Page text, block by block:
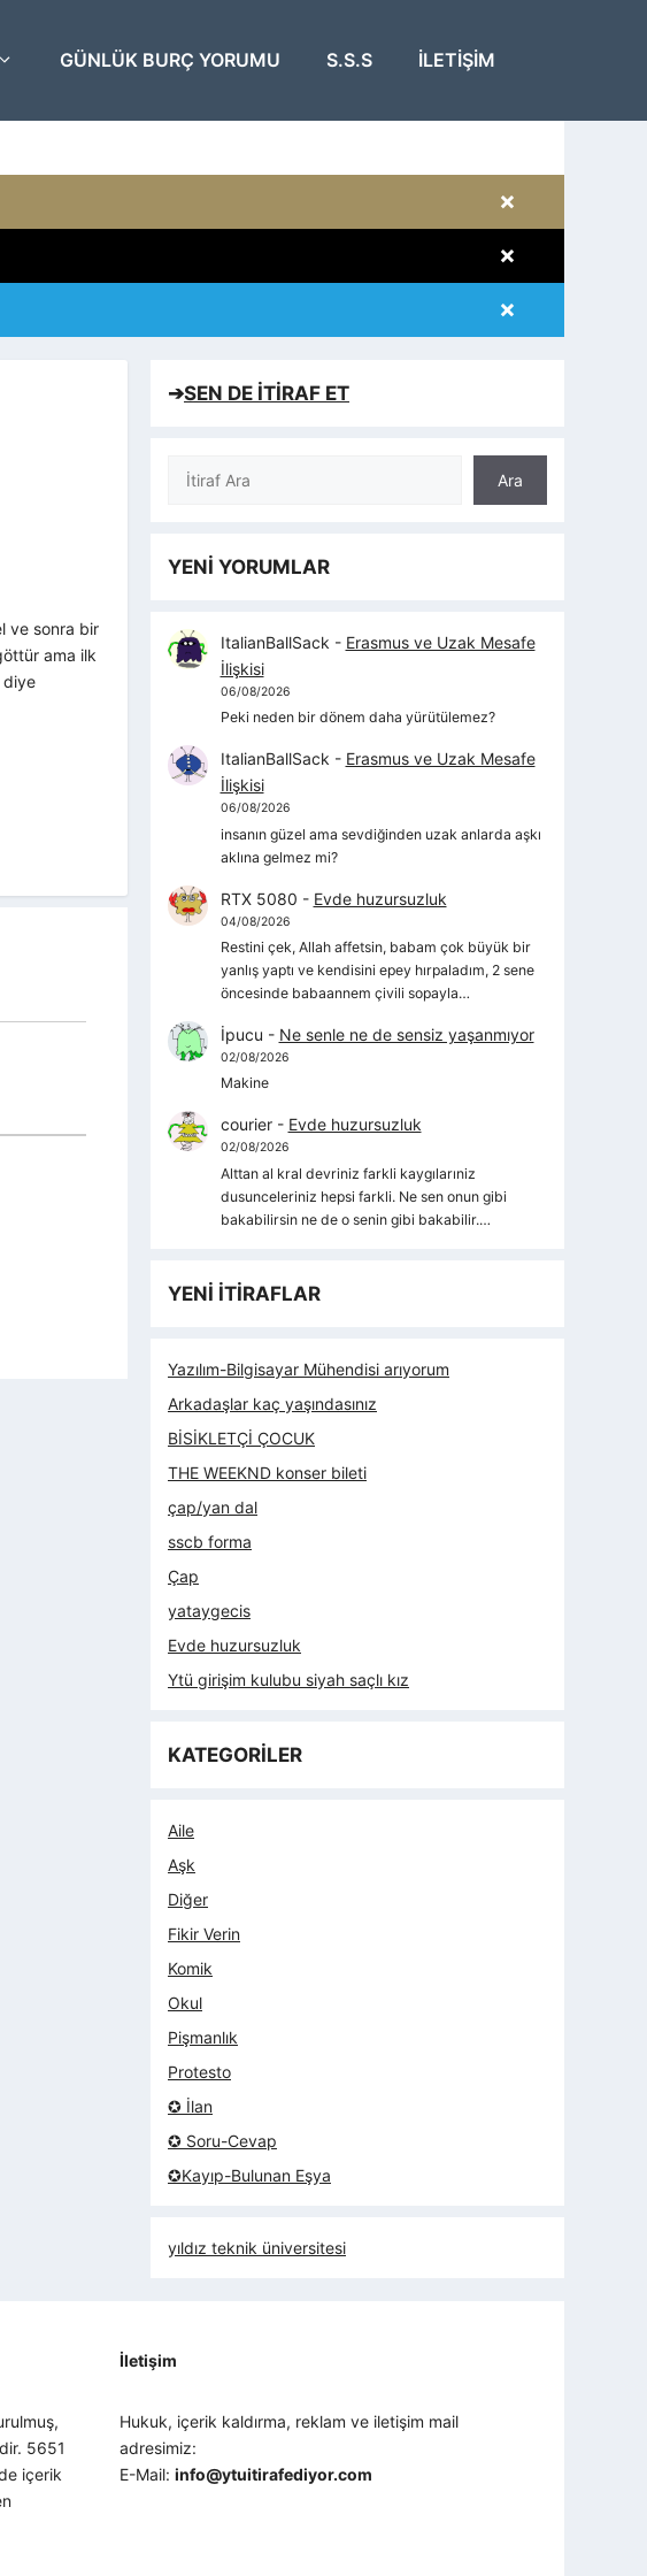
GÜNLÜK BURÇ YORUMU S.S.S İLETIŞIM
×
×
×
ve sonra bir
ama ilk
diye
➔SEN DE İTİRAF ET
Ara
Ara
YENİ YORUMLAR
ItalianBallSack - Erasmus ve Uzak Mesafe
İlişkisi
06/08/2026
Peki neden bir dönem daha yürütülemez?
ItalianBallSack - Erasmus ve Uzak Mesafe
İlişkisi
06/08/2026
insanın güzel ama sevdiğinden uzak anlarda aşkı
aklına gelmez mi?
RTX 5080 - Evde huzursuzluk
04/08/2026
Restini çek, Allah affetsin, babam çok büyük bir
yanlış yaptı ve kendisini epey hırpaladım, 2 sene
öncesinde babaannem çivili sopayla…
İpucu - Ne senle ne de sensiz yaşanmıyor
02/08/2026
Makine
courier- Evde huzursuzluk
02/08/2026
Alttan al kral devriniz farkli kaygılarıniz
dusunceleriniz hepsi farkli. Ne sen onun gibi
bakabilirsin ne de o senin gibi bakabilir.…
YENİ İTİRAFLAR
Yazılım-Bilgisayar Mühendisi arıyorum
Arkadaşlar kaç yaşındasınız
BİSİKLETÇİ ÇOCUK
THE WEEKND konser bileti
çap/yan dal
sscb forma
Çap
yataygecis
Evde huzursuzluk
Ytü girişim kulubu siyah saçlı kız
KATEGORİLER
Aile
Aşk
Diğer
Fikir Verin
Komik
Okul
Pişmanlık
Protesto
✪ İlan
✪ Soru-Cevap
✪Kayıp-Bulunan Eşya
yıldız teknik üniversitesi
5651
içerik
İletişim
Hukuk, içerik kaldırma, reklam ve iletişim mail
adresimiz:
E-Mail:info@ytuitirafediyor.com